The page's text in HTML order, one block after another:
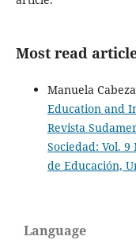
Most read
Manuela
Education and
Revista
Sociedad: Vol. 9
de Educación,
Language